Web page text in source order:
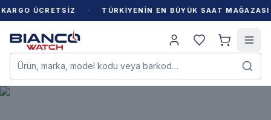
ÜCRETSİZ · TÜRKİYENİN EN BÜYÜK SAAT MAĞAZASI ·
Ürün, marka, model kodu veya barkod…